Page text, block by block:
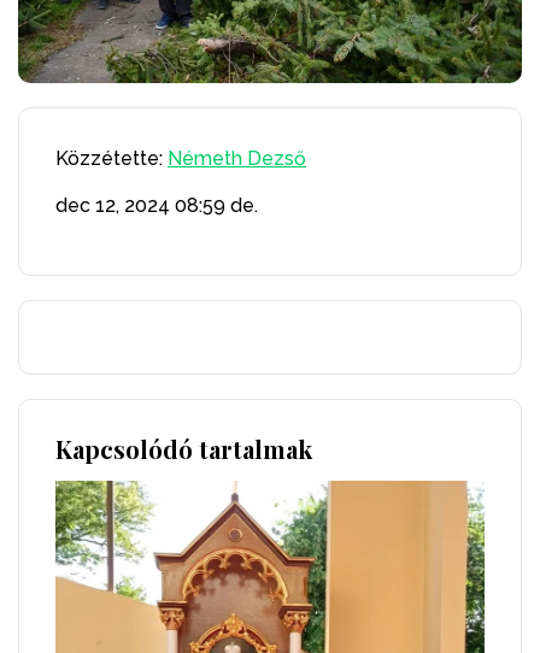
Közzétette: Németh Dezső
dec 12, 2024 08:59 de.
Kapcsolódó tartalmak